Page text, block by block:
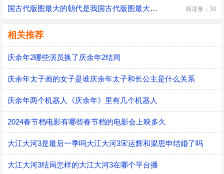
国古代版图最大的朝代是我国古代版图最大的朝代是什么 阅读量：30
相关推荐
庆余年2哪些演员换了庆余年2结局
庆余年太子画的女子是谁庆余年太子和长公主是什么关系
庆余年两个机器人《庆余年》里有几个机器人
2024春节档电影有哪些春节档的电影会上映多久
大江大河3是最后一季吗大江大河3宋运辉和梁思申结婚了吗
大江大河3结局怎样的大江大河3在哪个平台播